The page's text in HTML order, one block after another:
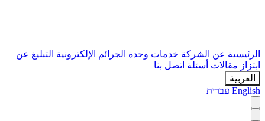
الرئيسية عن الشركة خدمات وحدة الجرائم الإلكترونية التبليغ عن
ابتزاز مقالات أسئلة اتصل بنا
العربية
English עברית